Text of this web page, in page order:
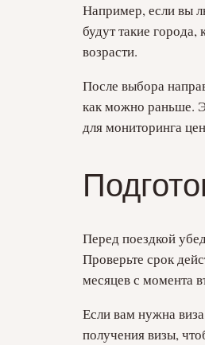
Например, если вы
будут такие
возрасти.
После выбора
как можно раньше.
для мониторинга
Перед поездкой
Проверьте срок
месяцев с момента
Если вам нужна
получения визы,